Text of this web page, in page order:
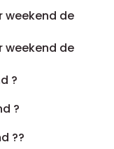
weekend de
weekend de
?
?
??